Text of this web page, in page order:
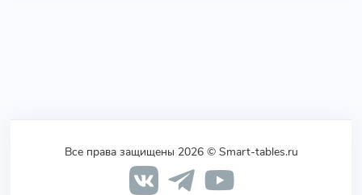
Все права защищены 2026 © Smart-tables.ru